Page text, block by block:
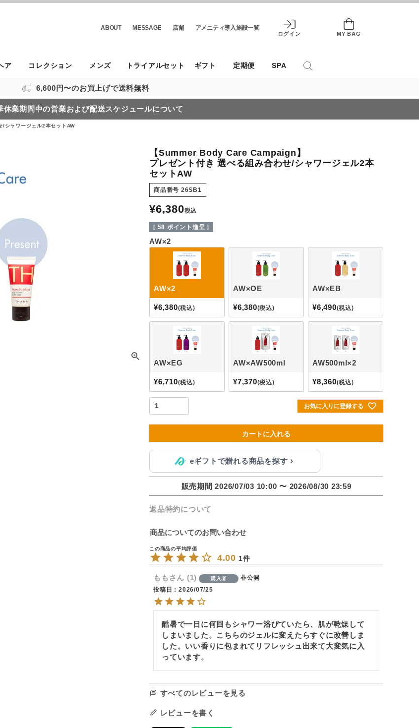
ABOUT MESSAGE 店舗 アメニティ導入施設一覧
ログイン MY BAG
ア コレクション メンズ トライアルセット ギフト 定期便 SPA
6,600円〜のお買上げで送料無料
休業期間中の営業および配送スケジュールについて
シャワージェル2本セットAW
【Summer Body Care Campaign】
プレゼント付き 選べる組み合わせ/シャワージェル2本
セットAW
商品番号 26SB1
¥6,380税込
[ 58 ポイント進呈 ]
AW×2
AW×2
¥6,380 税込
AW×OE
¥6,380 税込
AW×EB
¥6,490 税込
AW×EG
¥6,710 税込
AW×AW500ml
¥7,370 税込
AW500ml×2
¥8,360 税込
お気に入りに登録する
カートに入れる
eギフトで贈れる商品を探す
販売期間 2026/07/03 10:00 〜 2026/08/30 23:59
返品特約について
商品についてのお問い合わせ
4.00 1
もも 1 購入者
非公開
投稿日
2026/07/25
酷暑で一日に何回もシャワー浴びていたら、肌が乾燥して
しまいました。こちらのジェルに変えたらすぐに改善しま
した。いい香りに包まれてリフレッシュ出来て大変気に入
っています。
すべてのレビューを見る
レビューを書く